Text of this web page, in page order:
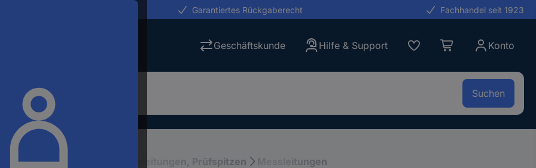
Garantiertes Rückgaberecht Fachhandel seit 1923
Geschäftskunde Hilfe & Support Konto
Suchen
Mess-Zubehör Messleitungen, Prüfspitzen Messleitungen